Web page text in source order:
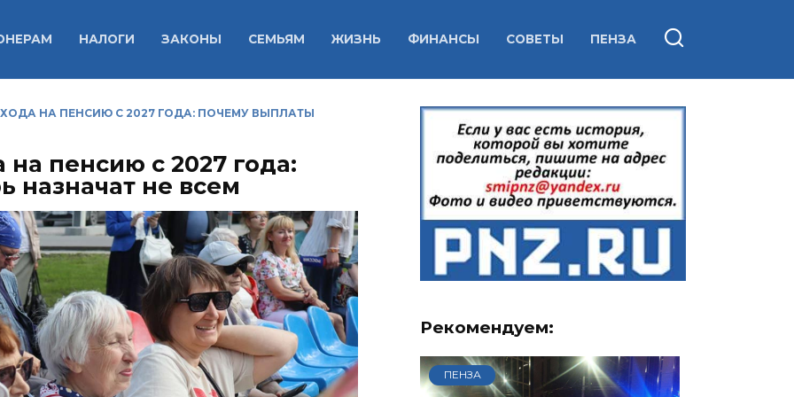
НАЛОГИ ЗАКОНЫ СЕМЬЯМ ЖИЗНЬ ФИНАНСЫ СОВЕТЫ ПЕНЗА
НА ПЕНСИЮ С 2027 ГОДА: ПОЧЕМУ ВЫПЛАТЫ
пенсию с 2027 года:
назначат не всем
Рекомендуем:
ПЕНЗА